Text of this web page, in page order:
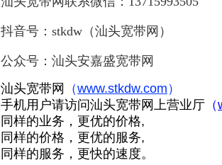
抖音号：stkdw（汕头宽带网）
公众号：汕头安嘉盛宽带网
汕头宽带网
（www.stkdw.com ）
手机用户请访问汕头宽带网上营业厅 （
同样的业务，更优的价格,
同样的价格，更优的服务,
同样的服务，更快的速度。